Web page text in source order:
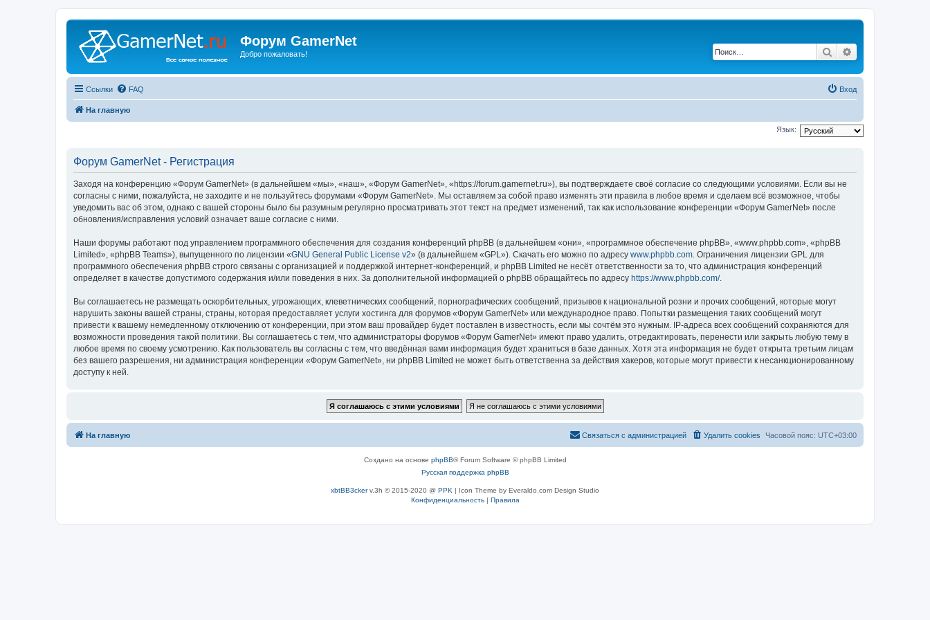
Форум GamerNet
Добро пожаловать! Поиск
Ссылки FAQ Вход
На главную
Язык:
Форум GamerNet - Регистрация
Заходя на конференцию «Форум GamerNet» (в дальнейшем «мы», «наш», «Форум GamerNet», «https://forum.gamernet.ru»), вы подтверждаете своё согласие со следующими условиями. Если вы не
согласны с ними, пожалуйста, не заходите и не пользуйтесь форумами «Форум GamerNet». Мы оставляем за собой право изменять эти правила в любое время и сделаем всё возможное, чтобы
уведомить вас об этом, однако с вашей стороны было бы разумным регулярно просматривать этот текст на предмет изменений, так как использование конференции «Форум GamerNet» после
обновления/исправления условий означает ваше согласие с ними.
Наши форумы работают под управлением программного обеспечения для создания конференций phpBB (в дальнейшем «они», «программное обеспечение phpBB», «www.phpbb.com», «phpBB
Limited», «phpBB Teams»), выпущенного по лицензии «GNU General Public License v2» (в дальнейшем «GPL»). Скачать его можно по адресу www.phpbb.com. Ограничения лицензии GPL для
программного обеспечения phpBB строго связаны с организацией и поддержкой интернет-конференций, и phpBB Limited не несёт ответственности за то, что администрация конференций
определяет в качестве допустимого содержания и/или поведения в них. За дополнительной информацией о phpBB обращайтесь по адресу https://www.phpbb.com/.
Вы соглашаетесь не размещать оскорбительных, угрожающих, клеветнических сообщений, порнографических сообщений, призывов к национальной розни и прочих сообщений, которые могут
нарушить законы вашей страны, страны, которая предоставляет услуги хостинга для форумов «Форум GamerNet» или международное право. Попытки размещения таких сообщений могут
привести к вашему немедленному отключению от конференции, при этом ваш провайдер будет поставлен в известность, если мы сочтём это нужным. IP-адреса всех сообщений сохраняются для
возможности проведения такой политики. Вы соглашаетесь с тем, что администраторы форумов «Форум GamerNet» имеют право удалить, отредактировать, перенести или закрыть любую тему в
любое время по своему усмотрению. Как пользователь вы согласны с тем, что введённая вами информация будет храниться в базе данных. Хотя эта информация не будет открыта третьим лицам
без вашего разрешения, ни администрация конференции «Форум GamerNet», ни phpBB Limited не может быть ответственна за действия хакеров, которые могут привести к несанкционированному
доступу к ней.
На главную Часовой пояс: UTC+03:00
Удалить cookies
Связаться с администрацией
Создано на основе phpBB® Forum Software © phpBB Limited
Русская поддержка phpBB
xbtBB3ckerv.3h © 2015-2020 @ PPK | Icon Theme by Everaldo.com Design Studio
Конфиденциальность| Правила